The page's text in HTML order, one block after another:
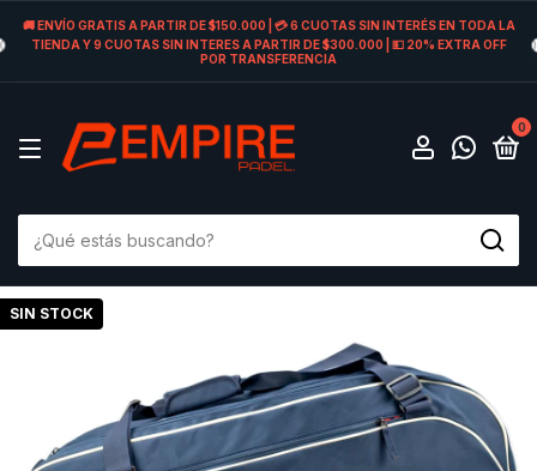
🚚 ENVÍO GRATIS A PARTIR DE $150.000 | 💳 6 CUOTAS SIN INTERÉS EN TODA LA
TIENDA Y 9 CUOTAS SIN INTERES A PARTIR DE $300.000 | 💵 20% EXTRA OFF
POR TRANSFERENCIA
0
SIN STOCK